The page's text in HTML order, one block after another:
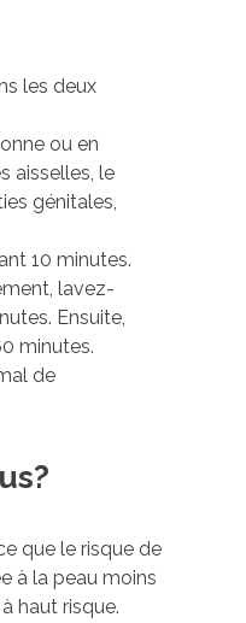
les deux
ou en
aisselles, le
génitales,
10 minutes.
lavez-
Ensuite,
minutes.
de
que le risque de
à la peau moins
haut risque.